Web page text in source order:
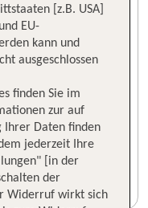
[z.B. USA]
EU-
kann und
ausgeschlossen
finden Sie im
zur auf
Ihrer Daten finden
jederzeit Ihre
[in der
der
Widerruf wirkt sich